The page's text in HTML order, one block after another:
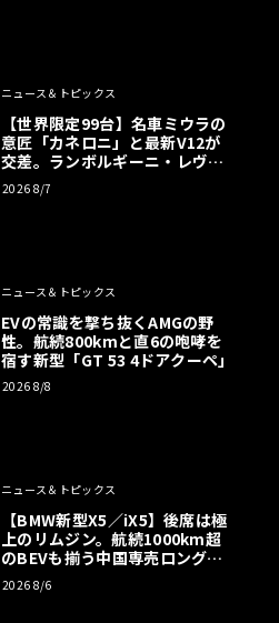
ニュース＆トピックス
【世界限定99台】名車ミウラの
意匠「カネロニ」と最新V12が
交差。ランボルギーニ・レヴエ
ルトに60周年記念車が登場
2026 8/7
ニュース＆トピックス
EVの常識を撃ち抜くAMGの野
性。航続800kmと直6の咆哮を
宿す新型「GT 53 4ドアクーペ」
2026 8/8
ニュース＆トピックス
【BMW新型X5／iX5】後席は極
上のリムジン。航続1000km超
のBEVも揃う中国専売ロング仕
様の全貌
2026 8/6